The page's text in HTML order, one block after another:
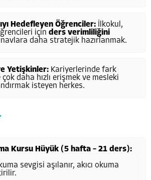
Hedefleyen Öğrenciler: İlkokul,
için ders verimliliğini
daha stratejik hazırlanmak.
Yetişkinler: Kariyerlerinde fark
daha hızlı erişmek ve mesleki
isteyen herkes.
Kursu Hüyük (5 hafta – 21 ders):
sevgisi aşılanır, akıcı okuma